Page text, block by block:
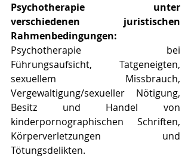
Psychotherapie unter
verschiedenen juristischen
Rahmenbedingungen:
Psychotherapie bei
Führungsaufsicht, Tatgeneigten,
sexuellem Missbrauch,
Vergewaltigung/sexueller Nötigung,
Besitz und Handel von
kinderpornographischen Schriften,
Körperverletzungen und
Tötungsdelikten.